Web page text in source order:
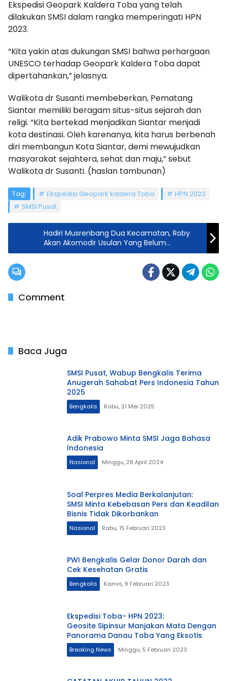
Ekspedisi Geopark Kaldera Toba yang telah
dilakukan SMSI dalam rangka memperingati HPN
2023.
“Kita yakin atas dukungan SMSI bahwa perhargaan
UNESCO terhadap Geopark Kaldera Toba dapat
dipertahankan,” jelasnya.
Walikota dr Susanti membeberkan, Pematang
Siantar memiliki beragam situs-situs sejarah dan
religi. “Kita bertekad menjadikan Siantar menjadi
kota destinasi. Oleh karenanya, kita harus berbenah
diri membangun Kota Siantar, demi mewujudkan
masyarakat sejahtera, sehat dan maju,” sebut
Walikota dr Susanti. (haslan tambunan)
Tag: Ekspedisi Geopark kaldera Toba
HPN 2023
SMSI Pusat
Hadiri Musrenbang Dua Kecamatan, Roby
Akan Akomodir Usulan Yang Belum
Terlaksana
Comment
Baca Juga
SMSI Pusat, Wabup Bengkalis Terima
Anugerah Sahabat Pers Indonesia Tahun
2025
Bengkalis Rabu, 21 Mei 2025
Adik Prabowo Minta SMSI Jaga Bahasa
Indonesia
Nasional Minggu, 28 April 2024
Soal Perpres Media Berkalanjutan:
SMSI Minta Kebebasan Pers dan Keadilan
Bisnis Tidak Dikorbankan
Nasional Rabu, 15 Februari 2023
PWI Bengkalis Gelar Donor Darah dan
Cek Kesehatan Gratis
Bengkalis Kamis, 9 Februari 2023
Ekspedisi Toba- HPN 2023:
Geosite Sipinsur Manjakan Mata Dengan
Panorama Danau Toba Yang Eksotis
Breaking News Minggu, 5 Februari 2023